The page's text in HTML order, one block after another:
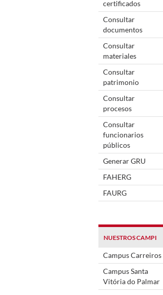
certificados
Consultar
documentos
Consultar
materiales
Consultar
patrimonio
Consultar
procesos
Consultar
funcionarios
públicos
Generar GRU
FAHERG
FAURG
NUESTROS CAMPI
Campus Carreiros
Campus Santa
Vitória do Palmar